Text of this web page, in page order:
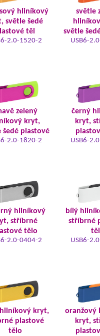
hliníkový
světle šedé
těl
2.0-1520-2
světle
světle
USB6-
zelený
kryt,
šedé plastové
2.0-1820-2
černý
kryt,
USB6-
hliníkový
stříbrné
tělo
2.0-0404-2
bílý
stříbrné
USB6-
kryt,
plastové
tělo
oranžový
kryt,